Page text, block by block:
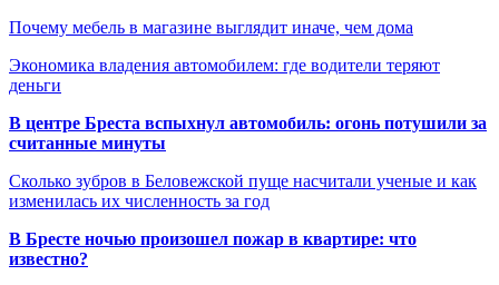
Почему мебель в магазине выглядит иначе, чем дома
Экономика владения автомобилем: где водители теряют
деньги
В центре Бреста вспыхнул автомобиль: огонь потушили за
считанные минуты
Сколько зубров в Беловежской пуще насчитали ученые и как
изменилась их численность за год
В Бресте ночью произошел пожар в квартире: что
известно?